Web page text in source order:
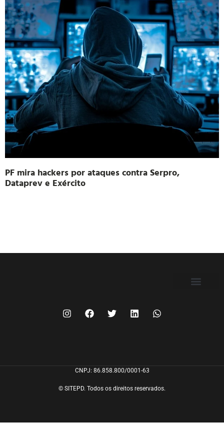
PF mira hackers por ataques contra Serpro,
Dataprev e Exército
CNPJ: 86.858.800/0001-63
© SITEPD. Todos os direitos reservados.